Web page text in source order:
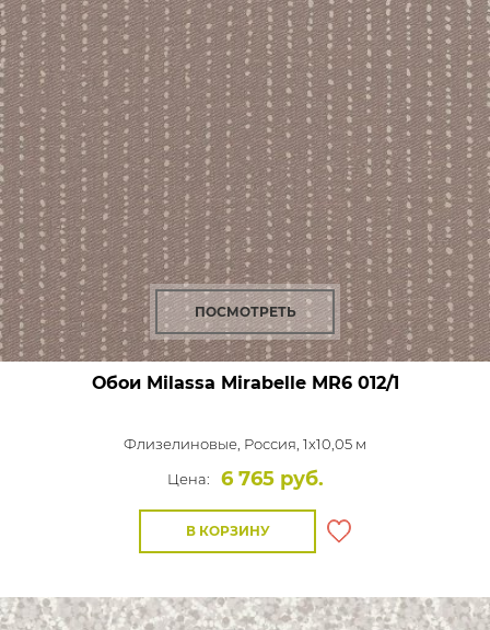
ПОСМОТРЕТЬ
Обои Milassa MirabelleMR6 012/1
Флизелиновые, Россия, 1x10,05 м
Цена:
6 765 руб.
В КОРЗИНУ